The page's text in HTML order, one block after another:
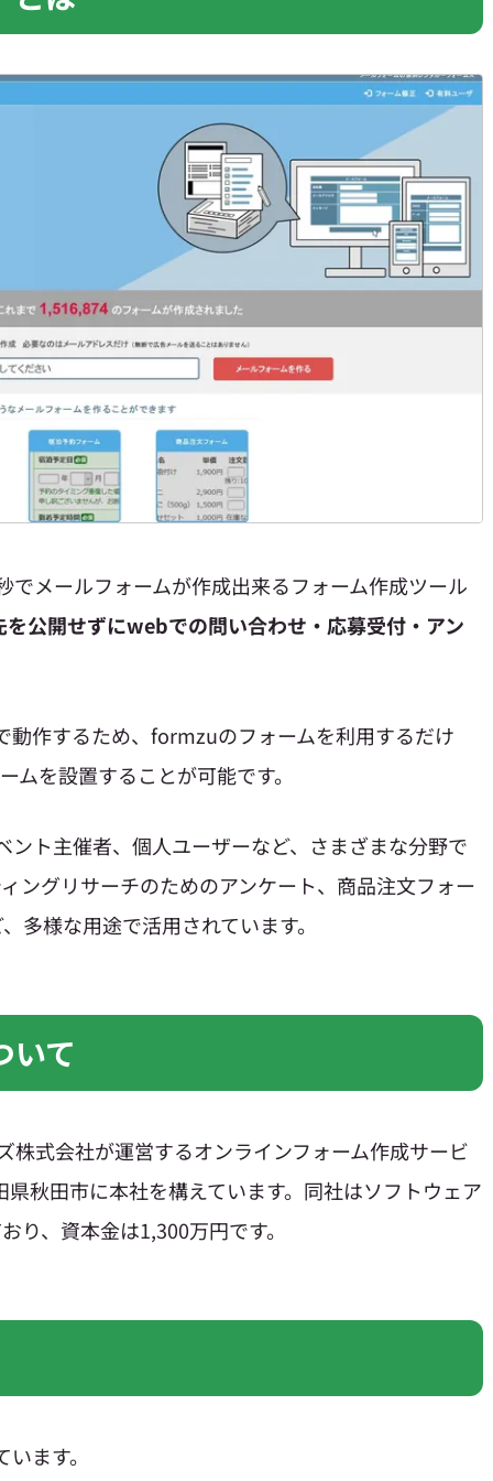
メールフォームが作成出来るフォーム作成ツール
を公開せずにwebでの問い合わせ・応募受付・アン
作するため、formzuのフォームを利用するだけ
ムを設置することが可能です。
ト主催者、個人ユーザーなど、さまざまな分野で
ングリサーチのためのアンケート、商品注文フォー
多様な用途で活用されています。
て
式会社が運営するオンラインフォーム作成サービ
秋田市に本社を構えています。同社はソフトウェア
り、資本金は1,300万円です。
ます。